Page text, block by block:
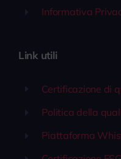
Informativa
Link utili
Certificazione di
Politica della
Piattaforma